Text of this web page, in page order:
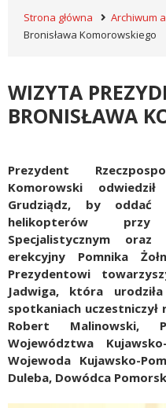
Strona główna Archiwum
Bronisława Komorowskiego
WIZYTA
BRONISŁAWA
Prezydent
Komorowski
Grudziądz, by
helikopterów przy
Specjalistycznym
erekcyjny Pomnika
Prezydentowi
Jadwiga, która
spotkaniach uczestniczył
Robert Malinowski,
Województwa
Wojewoda Kujawsko-
Duleba, Dowódca